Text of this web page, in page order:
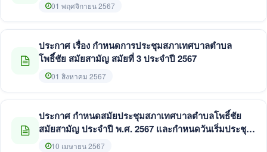
01 พฤศจิกายน 2567
ประกาศ เรื่อง กำหนดการประชุมสภาเทศบาลตำบล
โพธิ์ชัย สมัยสามัญ สมัยที่ 3 ประจำปี 2567
01 สิงหาคม 2567
ประกาศ กำหนดสมัยประชุมสภาเทศบาลตำบลโพธิ์ชัย
สมัยสามัญ ประจำปี พ.ศ. 2567 และกำหนดวันเริ่มประชุม
สมัยสามัญ สมัยแรก ประจำปี พ.ศ. 2568
10 เมษายน 2567